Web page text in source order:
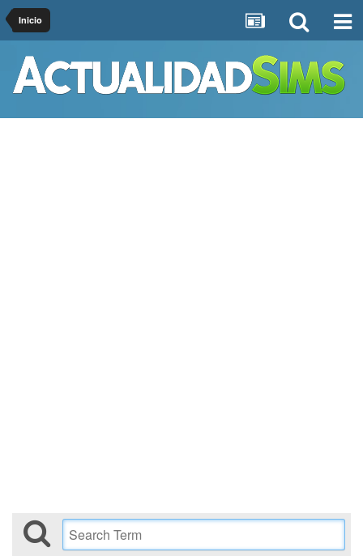
Inicio